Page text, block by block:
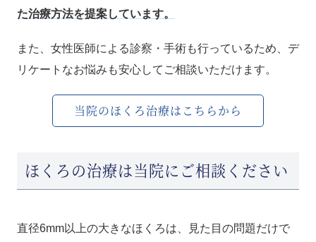
た治療方法を提案しています。
また、女性医師による診察・手術も行っているため、デ
リケートなお悩みも安心してご相談いただけます。
当院のほくろ治療はこちらから
ほくろの治療は当院にご相談ください
直径6mm以上の大きなほくろは、見た目の問題だけで